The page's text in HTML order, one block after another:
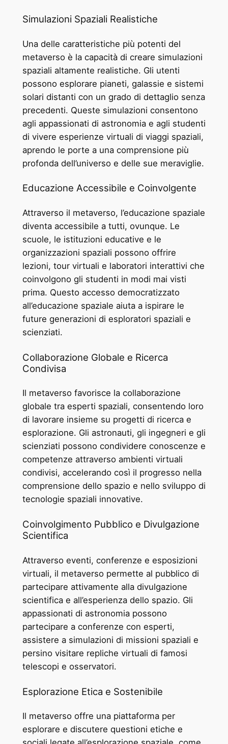
Simulazioni Spaziali Realistiche
Una delle caratteristiche più potenti del
metaverso è la capacità di creare simulazioni
spaziali altamente realistiche. Gli utenti
possono esplorare pianeti, galassie e sistemi
solari distanti con un grado di dettaglio senza
precedenti. Queste simulazioni consentono
agli appassionati di astronomia e agli studenti
di vivere esperienze virtuali di viaggi spaziali,
aprendo le porte a una comprensione più
profonda dell’universo e delle sue meraviglie.
Educazione Accessibile e Coinvolgente
Attraverso il metaverso, l’educazione spaziale
diventa accessibile a tutti, ovunque. Le
scuole, le istituzioni educative e le
organizzazioni spaziali possono offrire
lezioni, tour virtuali e laboratori interattivi che
coinvolgono gli studenti in modi mai visti
prima. Questo accesso democratizzato
all’educazione spaziale aiuta a ispirare le
future generazioni di esploratori spaziali e
scienziati.
Collaborazione Globale e Ricerca
Condivisa
Il metaverso favorisce la collaborazione
globale tra esperti spaziali, consentendo loro
di lavorare insieme su progetti di ricerca e
esplorazione. Gli astronauti, gli ingegneri e gli
scienziati possono condividere conoscenze e
competenze attraverso ambienti virtuali
condivisi, accelerando così il progresso nella
comprensione dello spazio e nello sviluppo di
tecnologie spaziali innovative.
Coinvolgimento Pubblico e Divulgazione
Scientifica
Attraverso eventi, conferenze e esposizioni
virtuali, il metaverso permette al pubblico di
partecipare attivamente alla divulgazione
scientifica e all’esperienza dello spazio. Gli
appassionati di astronomia possono
partecipare a conferenze con esperti,
assistere a simulazioni di missioni spaziali e
persino visitare repliche virtuali di famosi
telescopi e osservatori.
Esplorazione Etica e Sostenibile
Il metaverso offre una piattaforma per
esplorare e discutere questioni etiche e